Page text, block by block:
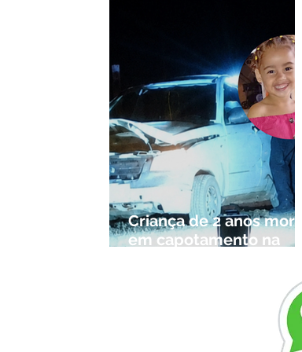
Criança de 2 anos morre
em capotamento na